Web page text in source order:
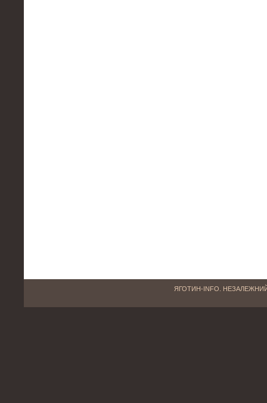
ЯГОТИН-INFO.